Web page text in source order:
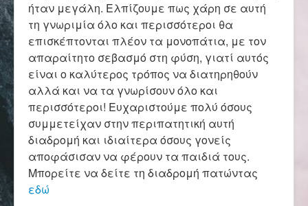
ήταν μεγάλη. Ελπίζουμε πως χάρη σε αυτή
τη γνωριμία όλο και περισσότεροι θα
επισκέπτονται πλέον τα μονοπάτια, με τον
απαραίτητο σεβασμό στη φύση, γιατί αυτός
είναι ο καλύτερος τρόπος να διατηρηθούν
αλλά και να τα γνωρίσουν όλο και
περισσότεροι! Ευχαριστούμε πολύ όσους
συμμετείχαν στην περιπατητική αυτή
διαδρομή και ιδιαίτερα όσους γονείς
αποφάσισαν να φέρουν τα παιδιά τους.
Μπορείτε να δείτε τη διαδρομή πατώντας
εδώ